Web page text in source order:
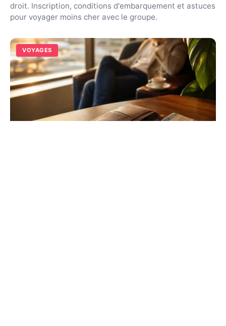
droit. Inscription, conditions d'embarquement et astuces
pour voyager moins cher avec le groupe.
VOYAGES